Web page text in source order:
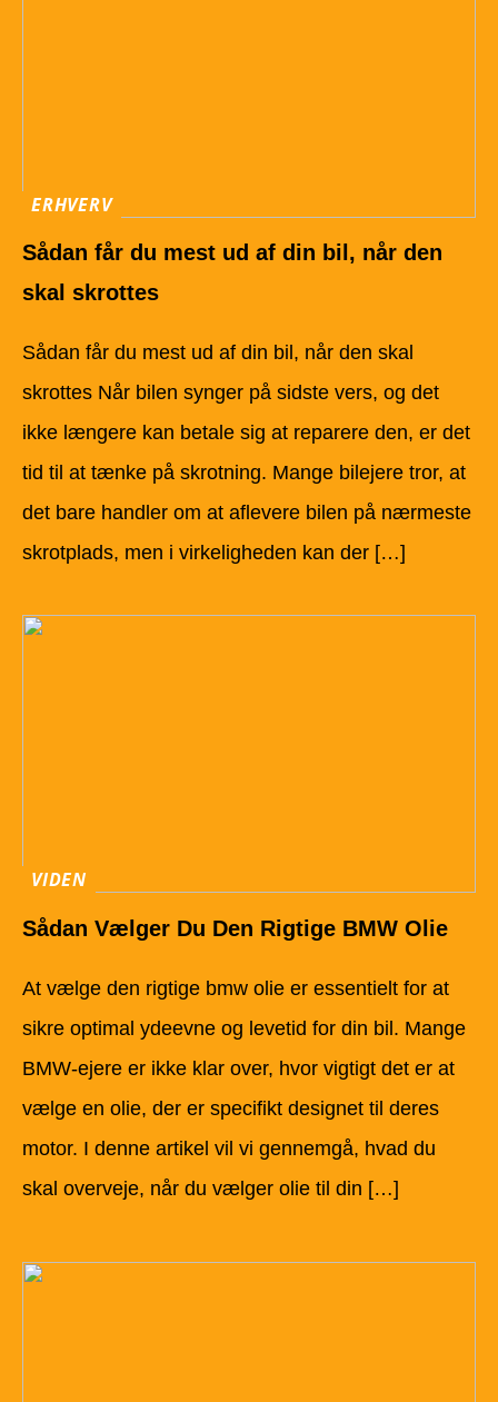
ERHVERV
Sådan får du mest ud af din bil, når den
skal skrottes
Sådan får du mest ud af din bil, når den skal
skrottes Når bilen synger på sidste vers, og det
ikke længere kan betale sig at reparere den, er det
tid til at tænke på skrotning. Mange bilejere tror, at
det bare handler om at aflevere bilen på nærmeste
skrotplads, men i virkeligheden kan der […]
VIDEN
Sådan Vælger Du Den Rigtige BMW Olie
At vælge den rigtige bmw olie er essentielt for at
sikre optimal ydeevne og levetid for din bil. Mange
BMW-ejere er ikke klar over, hvor vigtigt det er at
vælge en olie, der er specifikt designet til deres
motor. I denne artikel vil vi gennemgå, hvad du
skal overveje, når du vælger olie til din […]